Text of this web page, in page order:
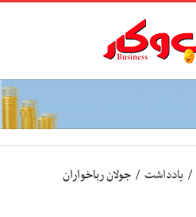
/ یادداشت / جولان رباخواران